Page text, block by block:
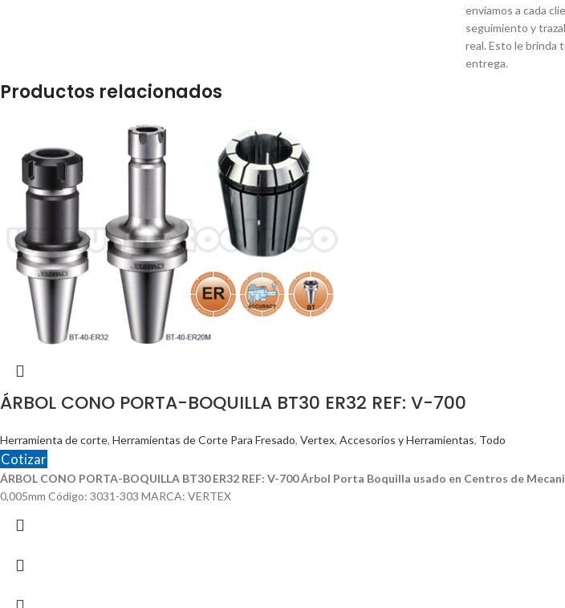
enviamos a cada
seguimiento y
real. Esto le brinda
entrega.
Productos relacionados
ÁRBOL CONO PORTA-BOQUILLA BT30 ER32 REF: V-700
Herramienta de corte, Herramientas de Corte Para Fresado, Vertex, Accesorios y Herramientas, Todo
Cotizar
ÁRBOL CONO PORTA-BOQUILLA BT30 ER32 REF: V-700Árbol Porta Boquilla usado en Centros de
0,005mm Código: 3031-303 MARCA: VERTEX